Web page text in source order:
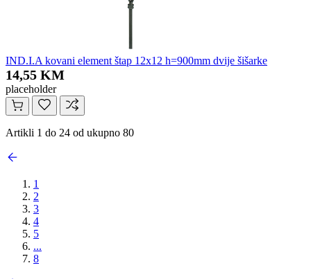
IND.I.A kovani element štap 12x12 h=900mm dvije šišarke
14,55 KM
placeholder
Artikli 1 do 24 od ukupno 80
1
2
3
4
5
...
8